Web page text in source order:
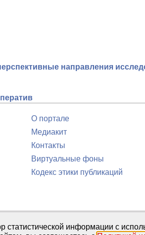
направления
О портале
Медиакит
Контакты
Виртуальные фоны
Кодекс этики публикаций
информации с